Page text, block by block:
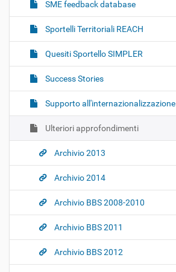
SME feedback database
Sportelli Territoriali REACH
Quesiti Sportello SIMPLER
Success Stories
Supporto all'internazionalizzazione
Ulteriori approfondimenti
Archivio 2013
Archivio 2014
Archivio BBS 2008-2010
Archivio BBS 2011
Archivio BBS 2012